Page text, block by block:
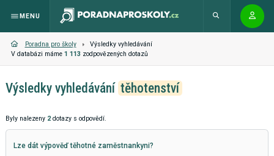
MENU
Poradna pro školy
Výsledky vyhledávání
V databázi máme 1 113 zodpovězených dotazů
Výsledky vyhledávání těhotenství
Byly nalezeny 2dotazy s odpovědí.
Lze dát výpověď těhotné zaměstnankyni?